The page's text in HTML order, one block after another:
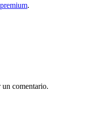
.
un comentario.